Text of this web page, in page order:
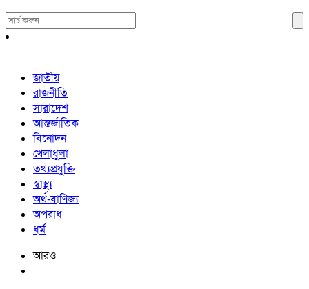
Search
For:
জাতীয়
রাজনীতি
সারাদেশ
আন্তর্জাতিক
বিনোদন
খেলাধুলা
তথ্যপ্রযুক্তি
স্বাস্থ্য
অর্থ-বাণিজ্য
অপরাধ
ধর্ম
আরও